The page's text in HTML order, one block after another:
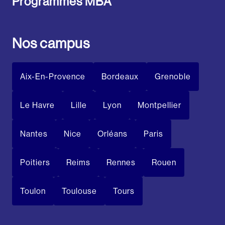
Nos campus
Aix-En-Provence Bordeaux Grenoble
Le Havre Lille Lyon Montpellier
Nantes Nice Orléans Paris
Poitiers Reims Rennes Rouen
Toulon Toulouse Tours